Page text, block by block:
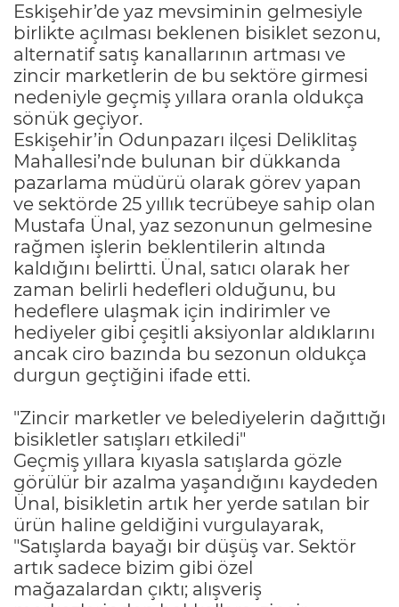
Eskişehir’de yaz mevsiminin gelmesiyle
birlikte açılması beklenen bisiklet sezonu,
alternatif satış kanallarının artması ve
zincir marketlerin de bu sektöre girmesi
nedeniyle geçmiş yıllara oranla oldukça
sönük geçiyor.
Eskişehir’in Odunpazarı ilçesi Deliklitaş
Mahallesi’nde bulunan bir dükkanda
pazarlama müdürü olarak görev yapan
ve sektörde 25 yıllık tecrübeye sahip olan
Mustafa Ünal, yaz sezonunun gelmesine
rağmen işlerin beklentilerin altında
kaldığını belirtti. Ünal, satıcı olarak her
zaman belirli hedefleri olduğunu, bu
hedeflere ulaşmak için indirimler ve
hediyeler gibi çeşitli aksiyonlar aldıklarını
ancak ciro bazında bu sezonun oldukça
durgun geçtiğini ifade etti.
"Zincir marketler ve belediyelerin dağıttığı
bisikletler satışları etkiledi"
Geçmiş yıllara kıyasla satışlarda gözle
görülür bir azalma yaşandığını kaydeden
Ünal, bisikletin artık her yerde satılan bir
ürün haline geldiğini vurgulayarak,
"Satışlarda bayağı bir düşüş var. Sektör
artık sadece bizim gibi özel
mağazalardan çıktı; alışveriş